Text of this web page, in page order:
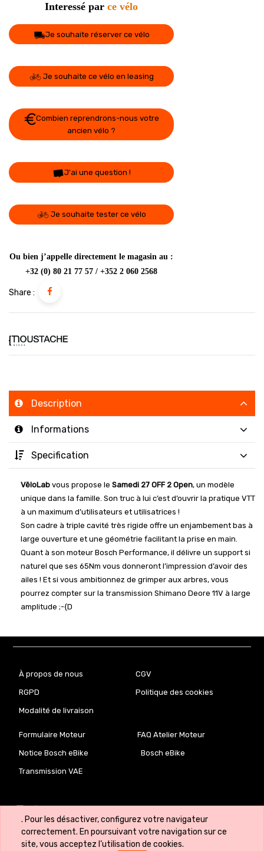
. Pour les désactiver, configurez votre navigateur
correctement. En poursuivant votre navigation sur ce
site, vous acceptez l’utilisation de cookies.
Interessé par ce vélo
Je souhaite réserver ce vélo
Je souhaite ce vélo en leasing
Combien reprendrons-nous votre
ancien vélo ?
J'ai une question !
Je souhaite tester ce vélo
Ou bien j’appelle directement le magasin au :
+32 (0) 80 21 77 57 / +352 2 060 2568
Share :
Description
Informations
Specification
VēloLabvous propose le Samedi 27 OFF 2 Open, un modèle
unique dans la famille. Son truc à lui c’est d’ouvrir la pratique VTT
à un maximum d’utilisateurs et utilisatrices !
Son cadre à triple cavité très rigide offre un enjambement bas à
large ouverture et une géométrie facilitant la prise en main.
Quant à son moteur Bosch Performance, il délivre un support si
naturel que ses 65Nm vous donneront l’impression d’avoir des
ailes ! Et si vous ambitionnez de grimper aux arbres, vous
pourrez compter sur la transmission Shimano Deore 11V à large
amplitude ;-{D
À propos de nous CGV
RGPD Politique des cookies
Modalité de livraison
Formulaire Moteur FAQ Atelier Moteur
Notice Bosch eBike Bosch eBike
Transmission VAE
Copyright © VeloLab.lu 🇱🇺